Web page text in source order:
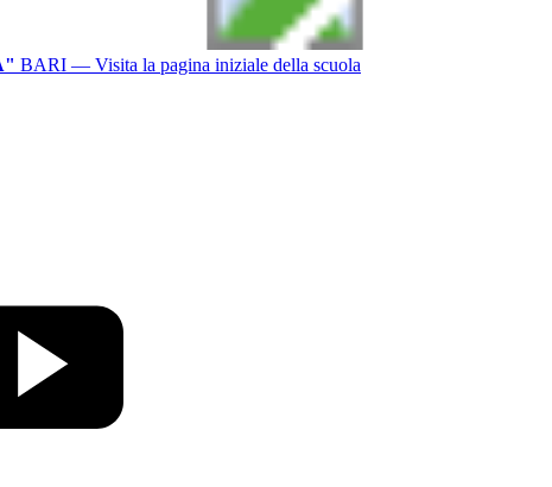
BARI — Visita la pagina iniziale della scuola